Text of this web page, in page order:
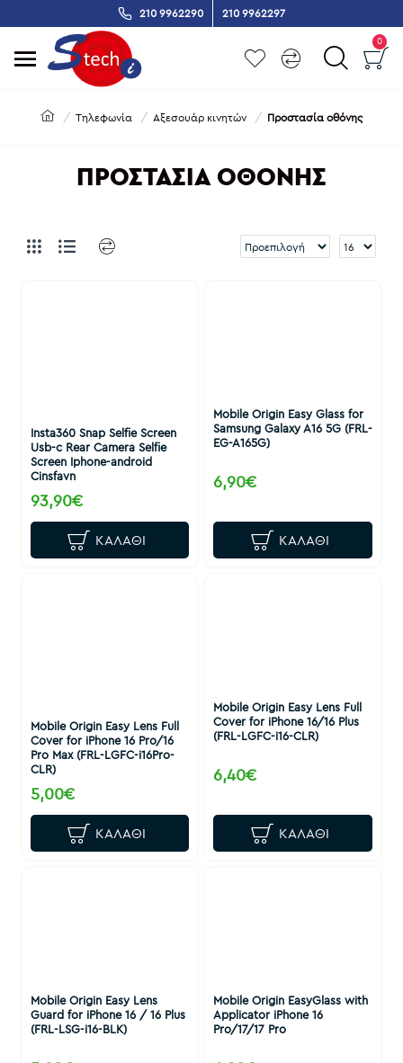
210 9962290 210 9962297
0
Τηλεφωνία Αξεσουάρ κινητών Προστασία οθόνης
ΠΡΟΣΤΑΣΊΑ ΟΘΌΝΗΣ
Insta360 Snap Selfie Screen
Usb-c Rear Camera Selfie
Screen Iphone-android
Cinsfavn
93,90€
ΚΑΛΆΘΙ
Mobile Origin Easy Glass for
Samsung Galaxy A16 5G (FRL-
EG-A165G)
6,90€
ΚΑΛΆΘΙ
Mobile Origin Easy Lens Full
Cover for iPhone 16 Pro/16
Pro Max (FRL-LGFC-i16Pro-
CLR)
5,00€
ΚΑΛΆΘΙ
Mobile Origin Easy Lens Full
Cover for iPhone 16/16 Plus
(FRL-LGFC-i16-CLR)
6,40€
ΚΑΛΆΘΙ
Mobile Origin Easy Lens
Guard for iPhone 16 / 16 Plus
(FRL-LSG-i16-BLK)
Mobile Origin EasyGlass with
Applicator iPhone 16
Pro/17/17 Pro